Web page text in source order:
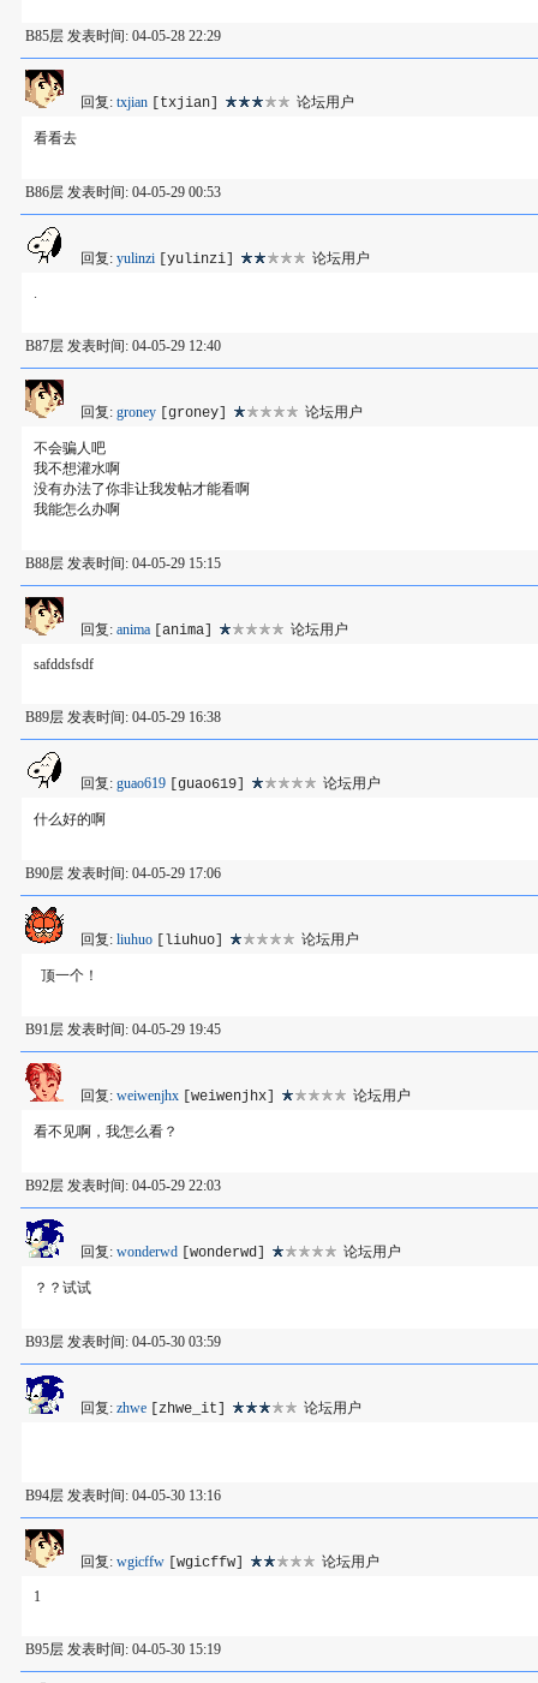
B85层 发表时间: 04-05-28 22:29
回复: txjian [txjian] 论坛用户
看看去
B86层 发表时间: 04-05-29 00:53
回复: yulinzi [yulinzi] 论坛用户
.
B87层 发表时间: 04-05-29 12:40
回复: groney [groney] 论坛用户
不会骗人吧
我不想灌水啊
没有办法了你非让我发帖才能看啊
我能怎么办啊
B88层 发表时间: 04-05-29 15:15
回复: anima [anima] 论坛用户
safddsfsdf
B89层 发表时间: 04-05-29 16:38
回复: guao619 [guao619] 论坛用户
什么好的啊
B90层 发表时间: 04-05-29 17:06
回复: liuhuo [liuhuo] 论坛用户
顶一个！
B91层 发表时间: 04-05-29 19:45
回复: weiwenjhx [weiwenjhx] 论坛用户
看不见啊，我怎么看？
B92层 发表时间: 04-05-29 22:03
回复: wonderwd [wonderwd] 论坛用户
？？试试
B93层 发表时间: 04-05-30 03:59
回复: zhwe [zhwe_it] 论坛用户
B94层 发表时间: 04-05-30 13:16
回复: wgicffw [wgicffw] 论坛用户
1
B95层 发表时间: 04-05-30 15:19